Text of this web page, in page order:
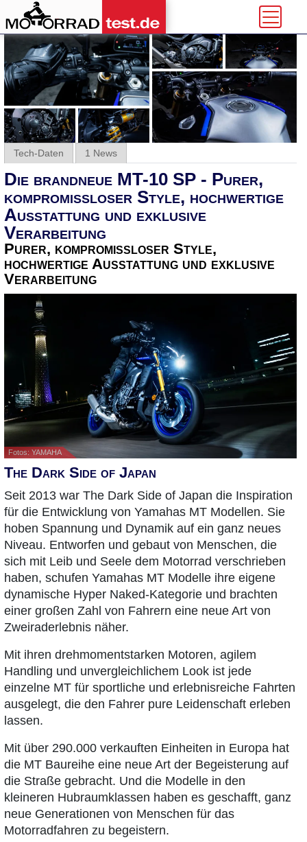
Tech-Daten 1 News
Die brandneue MT-10 SP - Purer,
kompromissloser Style, hochwertige
Ausstattung und exklusive
Verarbeitung
Purer, kompromissloser Style,
hochwertige Ausstattung und exklusive
Verarbeitung
Fotos: YAMAHA
The Dark Side of Japan
Seit 2013 war The Dark Side of Japan die Inspiration
für die Entwicklung von Yamahas MT Modellen. Sie
hoben Spannung und Dynamik auf ein ganz neues
Niveau. Entworfen und gebaut von Menschen, die
sich mit Leib und Seele dem Motorrad verschrieben
haben, schufen Yamahas MT Modelle ihre eigene
dynamische Hyper Naked-Kategorie und brachten
einer großen Zahl von Fahrern eine neue Art von
Zweiraderlebnis näher.
Mit ihren drehmomentstarken Motoren, agilem
Handling und unvergleichlichem Look ist jede
einzelne MT für sportliche und erlebnisreiche Fahrten
ausgelegt, die den Fahrer pure Leidenschaft erleben
lassen.
Mit über 290.000 verkauften Einheiten in Europa hat
die MT Baureihe eine neue Art der Begeisterung auf
die Straße gebracht. Und die Modelle in den
kleineren Hubraumklassen haben es geschafft, ganz
neue Generationen von Menschen für das
Motorradfahren zu begeistern.